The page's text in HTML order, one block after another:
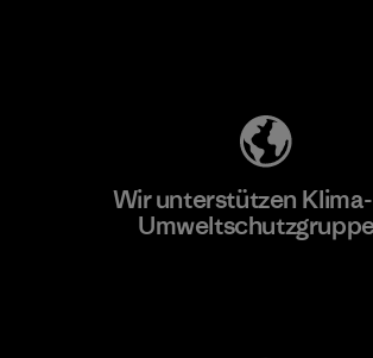
Wir unterstützen